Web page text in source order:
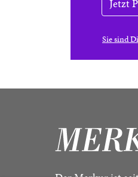
Jetzt
Sie sind